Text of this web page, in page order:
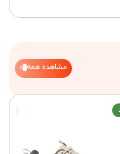
مشاهده همه
جدید